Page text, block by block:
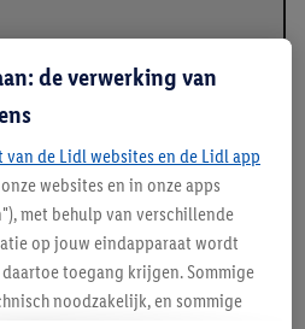
de verwerking van
de Lidl websites en de Lidl app
websites en in onze apps
met behulp van verschillende
op jouw eindapparaat wordt
toegang krijgen. Sommige
noodzakelijk, en sommige